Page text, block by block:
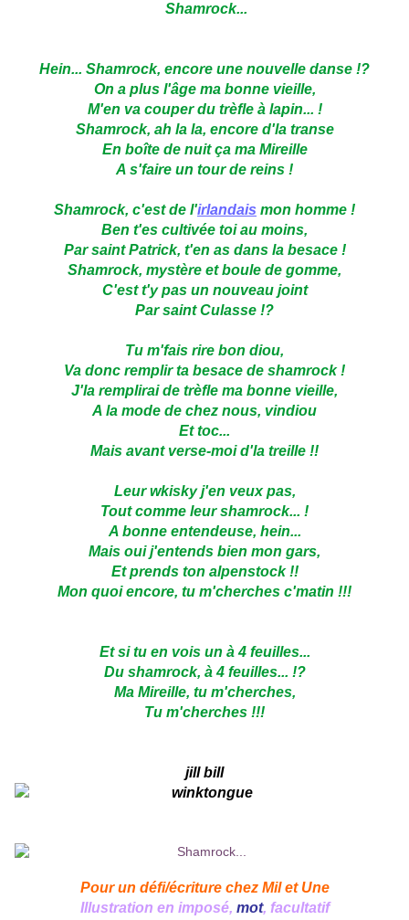
Shamrock...
Hein... Shamrock, encore une nouvelle danse !?
On a plus l'âge ma bonne vieille,
M'en va couper du trèfle à lapin... !
Shamrock, ah la la, encore d'la transe
En boîte de nuit ça ma Mireille
A s'faire un tour de reins !
Shamrock, c'est de l'irlandais mon homme !
Ben t'es cultivée toi au moins,
Par saint Patrick, t'en as dans la besace !
Shamrock, mystère et boule de gomme,
C'est t'y pas un nouveau joint
Par saint Culasse !?
Tu m'fais rire bon diou,
Va donc remplir ta besace de shamrock !
J'la remplirai de trèfle ma bonne vieille,
A la mode de chez nous, vindiou
Et toc...
Mais avant verse-moi d'la treille !!
Leur wkisky j'en veux pas,
Tout comme leur shamrock... !
A bonne entendeuse, hein...
Mais oui j'entends bien mon gars,
Et prends ton alpenstock !!
Mon quoi encore, tu m'cherches c'matin !!!
Et si tu en vois un à 4 feuilles...
Du shamrock, à 4 feuilles... !?
Ma Mireille, tu m'cherches,
Tu m'cherches !!!
jill bill
Pour un défi/écriture chezMil et Une
Illustration en imposé, mot, facultatif